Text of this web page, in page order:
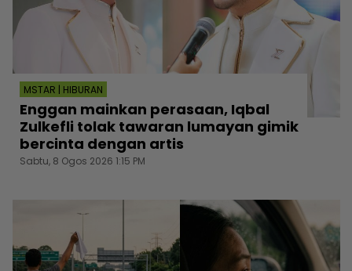
MSTAR | HIBURAN
Enggan mainkan perasaan, Iqbal
Zulkefli tolak tawaran lumayan gimik
bercinta dengan artis
Sabtu, 8 Ogos 2026 1:15 PM